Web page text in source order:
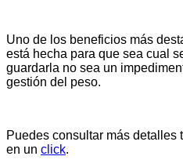
Uno de los beneficios más
está hecha para que sea cual
guardarla no sea un
gestión del peso.
Puedes consultar más detalles
en un click.